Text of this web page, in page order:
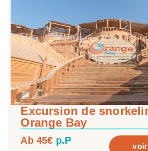
Excursion de
Orange Bay
Ab 45€ p.P